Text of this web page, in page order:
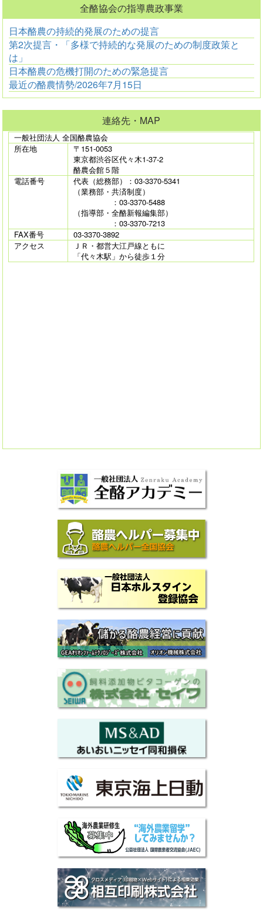
全酪協会の指導農政事業
日本酪農の持続的発展のための提言
第2次提言・「多様で持続的な発展のための制度政策と
は」
日本酪農の危機打開のための緊急提言
最近の酪農情勢/2026年7月15日
連絡先・MAP
一般社団法人 全国酪農協会
所在地
〒151-0053
東京都渋谷区代々木1-37-2
酪農会館５階
電話番号
代表（総務部）：03-3370-5341
（業務部・共済制度）
：03-3370-5488
（指導部・全酪新報編集部）
：03-3370-7213
FAX番号
03-3370-3892
アクセス
ＪＲ・都営大江戸線ともに
「代々木駅」から徒歩１分